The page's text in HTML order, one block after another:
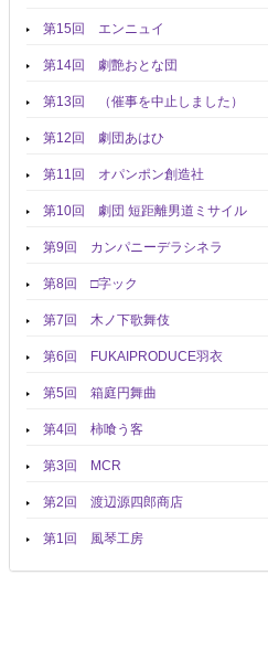
第15回 エンニュイ
第14回 劇艶おとな団
第13回 （催事を中止しました）
第12回 劇団あはひ
第11回 オパンポン創造社
第10回 劇団 短距離男道ミサイル
第9回 カンパニーデラシネラ
第8回 □字ック
第7回 木ノ下歌舞伎
第6回 FUKAIPRODUCE羽衣
第5回 箱庭円舞曲
第4回 柿喰う客
第3回 MCR
第2回 渡辺源四郎商店
第1回 風琴工房